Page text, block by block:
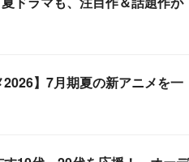
2026】7月期夏の新アニメを一